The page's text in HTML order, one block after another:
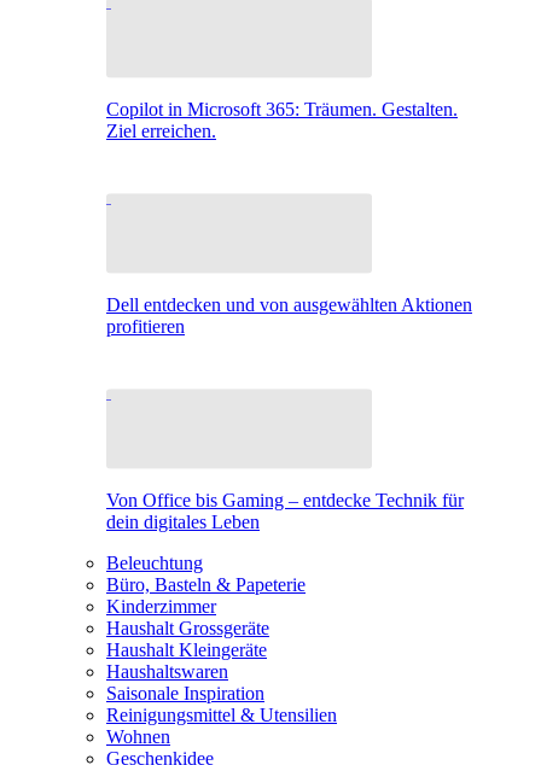
Copilot in Microsoft 365: Träumen. Gestalten.
Ziel erreichen.
Dell entdecken und von ausgewählten Aktionen
profitieren
Von Office bis Gaming – entdecke Technik für
dein digitales Leben
Beleuchtung
Büro, Basteln & Papeterie
Kinderzimmer
Haushalt Grossgeräte
Haushalt Kleingeräte
Haushaltswaren
Saisonale Inspiration
Reinigungsmittel & Utensilien
Wohnen
Geschenkidee